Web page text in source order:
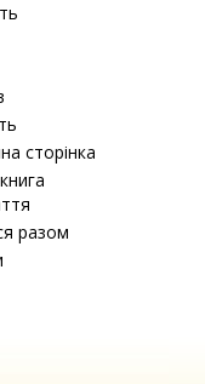
сторінка
разом